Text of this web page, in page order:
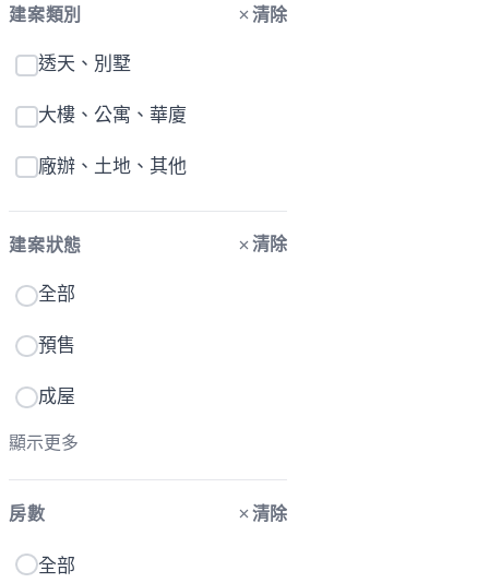
建案類別 清除
透天、別墅
大樓、公寓、華廈
廠辦、土地、其他
建案狀態 清除
全部
預售
成屋
顯示更多
房數 清除
全部